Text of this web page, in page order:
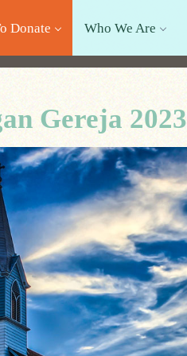
Donate Who We Are
Gereja